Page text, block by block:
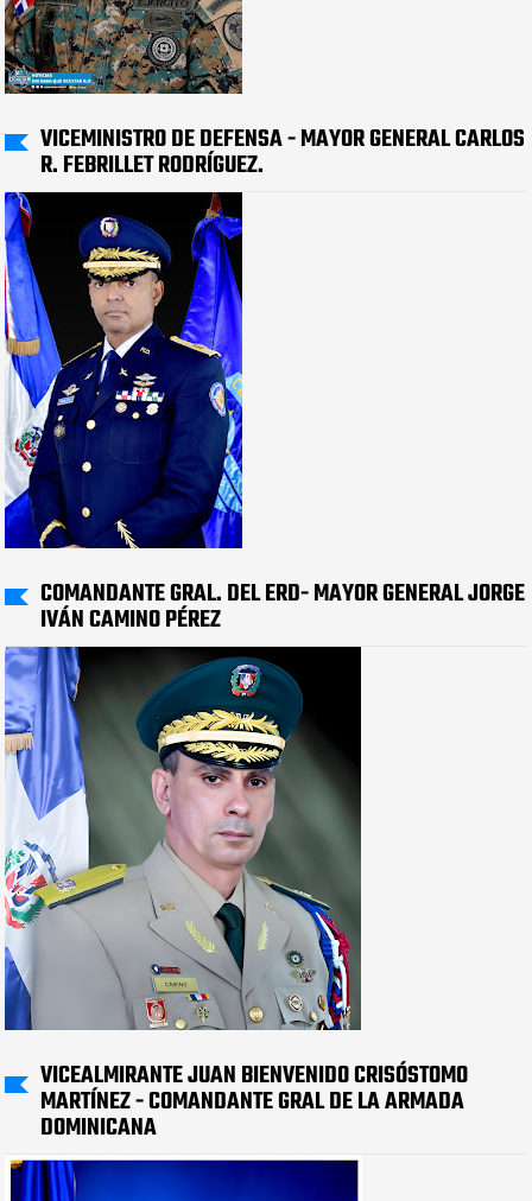
VICEMINISTRO DE DEFENSA - MAYOR GENERAL CARLOS
R. FEBRILLET RODRÍGUEZ.
COMANDANTE GRAL. DEL ERD- MAYOR GENERAL JORGE
IVÁN CAMINO PÉREZ
VICEALMIRANTE JUAN BIENVENIDO CRISÓSTOMO
MARTÍNEZ - COMANDANTE GRAL DE LA ARMADA
DOMINICANA